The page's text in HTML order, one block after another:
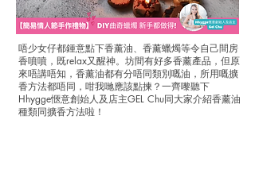
唔少女仔都鍾意點下香薰油、香薰蠟燭等令自己間房
香噴噴，既relax又醒神。坊間有好多香薰產品，但原
來唔講唔知，香薰油都有分唔同類別嘅油，所用嘅擴
香方法都唔同，咁我哋應該點揀？一齊嚟聽下
Hhygge愜意創始人及店主GEL Chu同大家介紹香薰油
種類同擴香方法啦！